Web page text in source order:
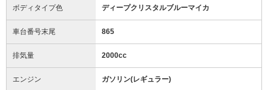
ボディタイプ色 ディープクリスタルブルーマイカ
車台番号末尾 865
排気量 2000cc
エンジン ガソリン(レギュラー)